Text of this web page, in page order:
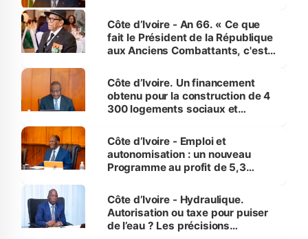
Côte d’Ivoire - An 66. « Ce que
fait le Président de la République
aux Anciens Combattants, c'est
Côte d’Ivoire. Un financement
obtenu pour la construction de 4
300 logements sociaux et
et Yamoussoukro
Côte d’Ivoire - Emploi et
autonomisation : un nouveau
Programme au profit de 5,3
Côte d’Ivoire - Hydraulique.
Autorisation ou taxe pour puiser
de l’eau ? Les précisions